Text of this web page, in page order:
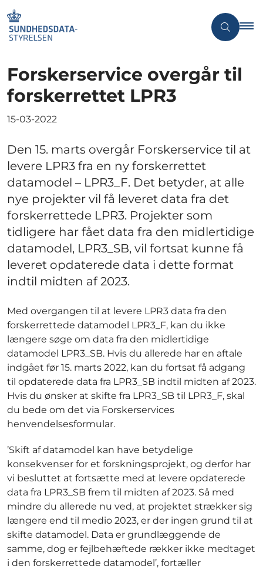
Forskerservice overgår til
forskerrettet LPR3
15-03-2022
Den 15. marts overgår Forskerservice til at
levere LPR3 fra en ny forskerrettet
datamodel – LPR3_F. Det betyder, at alle
nye projekter vil få leveret data fra det
forskerrettede LPR3. Projekter som
tidligere har fået data fra den midlertidige
datamodel, LPR3_SB, vil fortsat kunne få
leveret opdaterede data i dette format
indtil midten af 2023.
Med overgangen til at levere LPR3 data fra den
forskerrettede datamodel LPR3_F, kan du ikke
længere søge om data fra den midlertidige
datamodel LPR3_SB. Hvis du allerede har en aftale
indgået før 15. marts 2022, kan du fortsat få adgang
til opdaterede data fra LPR3_SB indtil midten af 2023.
Hvis du ønsker at skifte fra LPR3_SB til LPR3_F, skal
du bede om det via Forskerservices
henvendelsesformular.
’Skift af datamodel kan have betydelige
konsekvenser for et forskningsprojekt, og derfor har
vi besluttet at fortsætte med at levere opdaterede
data fra LPR3_SB frem til midten af 2023. Så med
mindre du allerede nu ved, at projektet strækker sig
længere end til medio 2023, er der ingen grund til at
skifte datamodel. Data er grundlæggende de
samme, dog er fejlbehæftede rækker ikke medtaget
i den forskerrettede datamodel’, fortæller